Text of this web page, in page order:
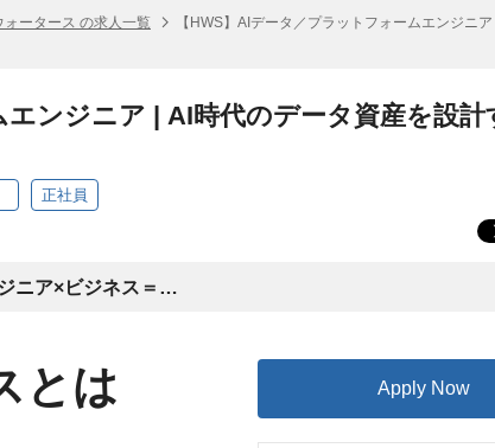
ータース の求人一覧
【HWS】AIデータ／プラットフォームエンジニ
エンジニア | AI時代のデータ資産を設計
正社員
「エンジニア×ビジネス＝∞」
とは Apply Now